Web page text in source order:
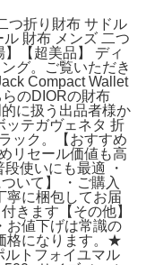
つ折り財布 サドル
財布 メンズ 二つ
【超美品】 ディ
グ。ご覧いただき
Compact Wallet
のDIORの財布
に扱う出品者様か
ッテガヴェネタ 折
ック。【おすすめ
リセール価値も高
使いにも最適 ・
いて】 ・ご購入
寧に梱包してお届
きます【その他】
お値下げは常識の
格になります。★
トフォイユマル